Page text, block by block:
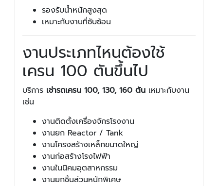
รองรับน้ำหนักสูงสุด
เหมาะกับงานที่ซับซ้อน
งานประเภทไหนต้องใช้
เครน 100 ตันขึ้นไป
บริการ เช่ารถเครน 100, 130, 160 ตัน เหมาะกับงาน
เช่น
งานติดตั้งเครื่องจักรโรงงาน
งานยก Reactor / Tank
งานโครงสร้างเหล็กขนาดใหญ่
งานก่อสร้างโรงไฟฟ้า
งานในนิคมอุตสาหกรรม
งานยกชิ้นส่วนหนักพิเศษ